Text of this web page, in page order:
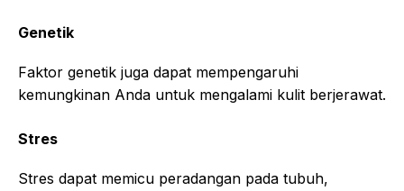
Genetik
Faktor genetik juga dapat mempengaruhi
kemungkinan Anda untuk mengalami kulit berjerawat.
Stres
Stres dapat memicu peradangan pada tubuh,